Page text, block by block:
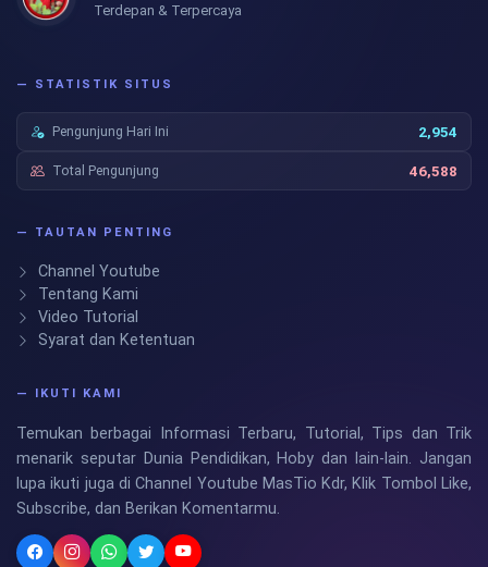
Terdepan & Terpercaya
— STATISTIK SITUS
Pengunjung Hari Ini 2,954
Total Pengunjung 46,588
— TAUTAN PENTING
Channel Youtube
Tentang Kami
Video Tutorial
Syarat dan Ketentuan
— IKUTI KAMI
Temukan berbagai Informasi Terbaru, Tutorial, Tips dan Trik
menarik seputar Dunia Pendidikan, Hoby dan lain-lain. Jangan
lupa ikuti juga di Channel Youtube MasTio Kdr, Klik Tombol Like,
Subscribe, dan Berikan Komentarmu.